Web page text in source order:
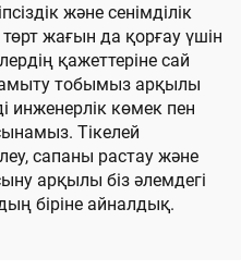
және сенімділік
төрт жағын да қорғау үшін
қажеттеріне сай
тобымыз арқылы
инженерлік көмек пен
Тікелей
сапаны растау және
арқылы біз әлемдегі
біріне айналдық.